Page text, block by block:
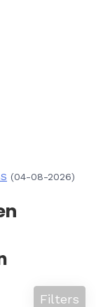
(04-08-2026)
Filters